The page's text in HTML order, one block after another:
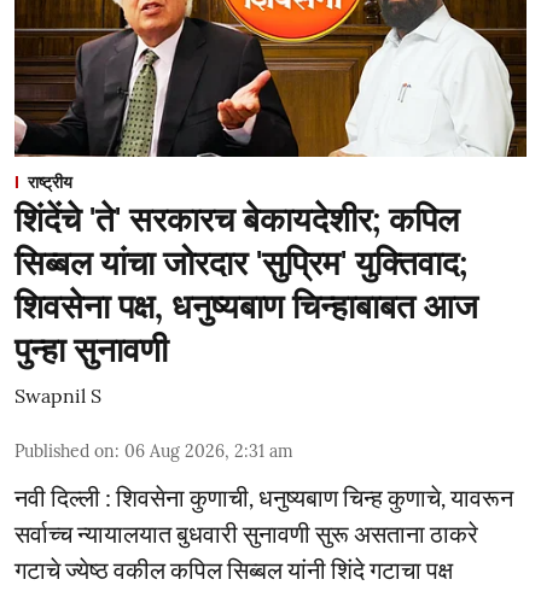
राष्ट्रीय
शिंदेंचे 'ते' सरकारच बेकायदेशीर; कपिल
सिब्बल यांचा जोरदार 'सुप्रिम' युक्तिवाद;
शिवसेना पक्ष, धनुष्यबाण चिन्हाबाबत आज
पुन्हा सुनावणी
Swapnil S
Published on: 06 Aug 2026, 2:31 am
नवी दिल्ली : शिवसेना कुणाची, धनुष्यबाण चिन्ह कुणाचे, यावरून
सर्वाच्च न्यायालयात बुधवारी सुनावणी सुरू असताना ठाकरे
गटाचे ज्येष्ठ वकील कपिल सिब्बल यांनी शिंदे गटाचा पक्ष